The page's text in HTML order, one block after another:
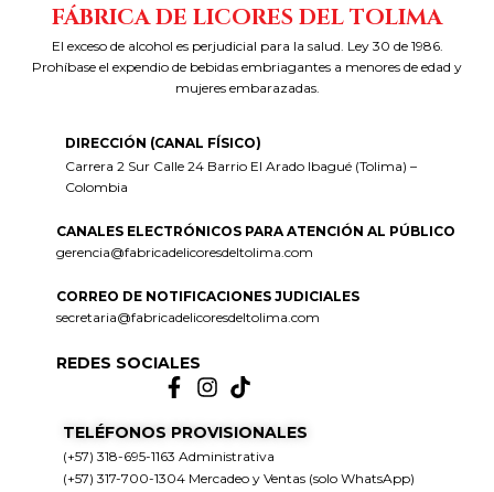
FÁBRICA DE LICORES DEL TOLIMA
El exceso de alcohol es perjudicial para la salud. Ley 30 de 1986.
Prohíbase el expendio de bebidas embriagantes a menores de edad y
mujeres embarazadas.
DIRECCIÓN (CANAL FÍSICO)
Carrera 2 Sur Calle 24 Barrio El Arado Ibagué (Tolima) –
Colombia
CANALES ELECTRÓNICOS PARA ATENCIÓN AL PÚBLICO
gerencia@fabricadelicoresdeltolima.com
CORREO DE NOTIFICACIONES JUDICIALES
secretaria@fabricadelicoresdeltolima.com
REDES SOCIALES
TELÉFONOS PROVISIONALES
(+57) 318-695-1163 Administrativa
(+57) 317-700-1304 Mercadeo y Ventas (solo WhatsApp)